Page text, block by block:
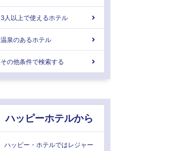
3人以上で使えるホテル
温泉のあるホテル
その他条件で検索する
ハッピーホテルから
ハッピー・ホテルではレジャー